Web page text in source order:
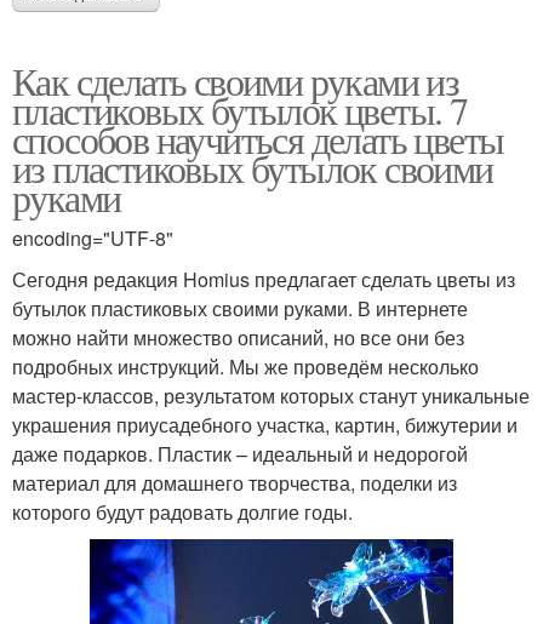
Как сделать своими руками из
пластиковых бутылок цветы. 7
способов научиться делать цветы
из пластиковых бутылок своими
руками
encoding="UTF-8"
Сегодня редакция Homius предлагает сделать цветы из
бутылок пластиковых своими руками. В интернете
можно найти множество описаний, но все они без
подробных инструкций. Мы же проведём несколько
мастер-классов, результатом которых станут уникальные
украшения приусадебного участка, картин, бижутерии и
даже подарков. Пластик – идеальный и недорогой
материал для домашнего творчества, поделки из
которого будут радовать долгие годы.